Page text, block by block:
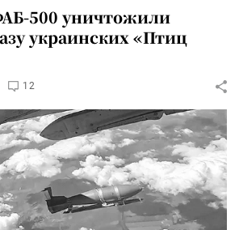
500 уничтожили
украинских «Птиц
12